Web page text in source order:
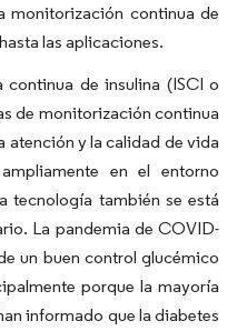
monitorización continua de
las aplicaciones.
continua de insulina (ISCI o
de monitorización continua
atención y la calidad de vida
en el entorno
tecnología también se está
La pandemia de COVID-
un buen control glucémico
porque la mayoría
informado que la diabetes